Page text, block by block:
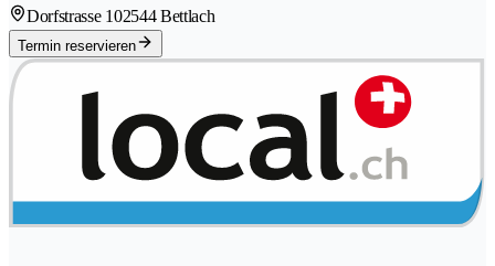
Dorfstrasse 102544 Bettlach
Termin reservieren